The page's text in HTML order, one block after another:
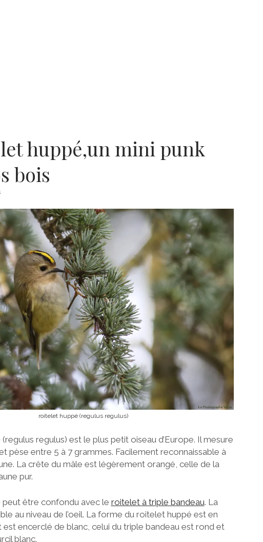
huppé,un mini punk
bois
roitelet huppé (regulus regulus)
regulus) est le plus petit oiseau d’Europe. Il mesure
pèse entre 5 à 7 grammes. Facilement reconnaissable à
La crête du mâle est légèrement orangé, celle de la
pur.
être confondu avec le roitelet à triple bandeau. La
au niveau de l’oeil. La forme du roitelet huppé est en
est encerclé de blanc, celui du triple bandeau est rond et
blanc.